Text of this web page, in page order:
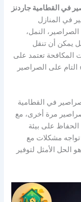
في القطامية جاردنز
في المنازل
النمل،
يمكن أن تنقل
المكافحة تعتمد على
على الصراصير
في القطامية
مرة أخرى، مع
على بيئة
مشكلات مع
الحل الأمثل لتوفير